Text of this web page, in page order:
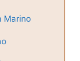
Marino